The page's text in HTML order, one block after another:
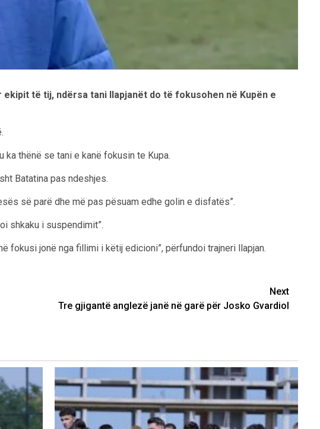
të tij, ndërsa tani llapjanët do të fokusohen në Kupën e
ka thënë se tani e kanë fokusin te Kupa.
Batatina pas ndeshjes.
së parë dhe më pas pësuam edhe golin e disfatës”.
shkaku i suspendimit”.
fokusi jonë nga fillimi i këtij edicioni”, përfundoi trajneri llapjan.
Next
Tre gjigantë anglezë janë në garë për Josko Gvardiol